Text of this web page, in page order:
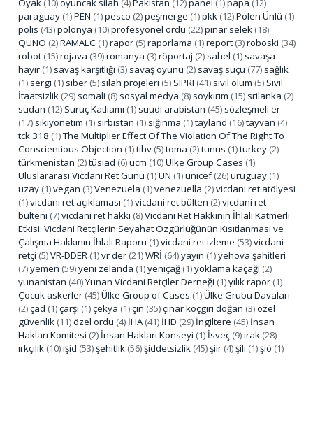
Oyak (10)oyuncak silah (4)Pakistan (12)panel (1)papa (12)
paraguay (1)PEN (1)pesco (2)peşmerge (1)pkk (12)Polen Ünlü (1)
polis (43)polonya (10)profesyonel ordu (22)pınar selek (18)
QUNO (2)RAMALC (1)rapor (5)raporlama (1)report (3)roboski (34)
robot (15)rojava (39)romanya (3)röportaj (2) sahel (1) savaşa
hayır (1) savaş karşıtlığı (3) savaş oyunu (2) savaş suçu (77) sağlık
(1) sergi (1) siber (5) silah projeleri (5)SIPRI (41) sivil ölüm (5)Sivil
İtaatsizlik (29) somali (8) sosyal medya (8) soykırım (15) srilanka (2)
sudan (12)Suruç Katliamı (1) suudi arabistan (45) sözleşmeli er
(17) sıkıyönetim (1) sırbistan (1) sığınma (1)tayland (16)tayvan (4)
tck 318 (1)The Multiplier Effect Of The Violation Of The Right To
Conscientious Objection (1)tihv (5)toma (2)tunus (1)turkey (2)
türkmenistan (2)tüsiad (6)ucm (10)Ulke Group Cases (1)
Uluslararası Vicdani Ret Günü (1)UN (1)unicef(26)uruguay (1)
uzay (1)vegan (3)Venezuela (1)venezuella (2)vicdani ret atölyesi
(1)vicdani ret açıklaması (1)vicdani ret bülten (2)vicdani ret
bülteni (7)vicdani ret hakkı (8)Vicdani Ret Hakkının İhlali Katmerli
Etkisi: Vicdani Retçilerin Seyahat Özgürlüğünün Kısıtlanması ve
Çalışma Hakkının İhlali Raporu (1)vicdani ret izleme (53)vicdani
retçi (5)VR-DDER (1)vr der (21)WRİ (64)yayın (1)yehova şahitleri
(7)yemen (59)yeni zelanda (1)yeniçağ (1)yoklama kaçağı (2)
yunanistan (40)Yunan Vicdani Retçiler Derneği (1)yılık rapor (1)
Çocuk askerler (45)Ülke Group of Cases (1)Ülke Grubu Davaları
(2)çad (1)çarşı (1)çekya (1)çin (35)çınar koçgiri doğan (3)özel
güvenlik (11)özel ordu (4) İHA(41) İHD (29) İngiltere (45) İnsan
Hakları Komitesi (2) İnsan Hakları Konseyi (1) İsveç (9)ırak (28)
ırkçılık (10)ışid (53)şehitlik (56)şiddetsizlik (45)şiir (4)şili (1)şiö (1)